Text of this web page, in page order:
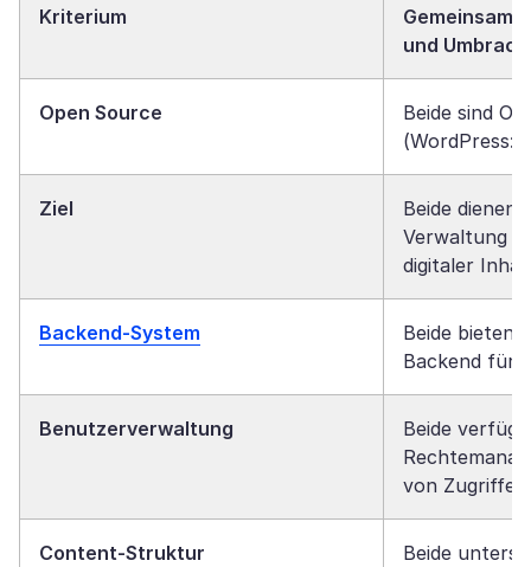
Kriterium
und Umbraco
Open Source
Beide sind
(WordPress:
Ziel
Beide dienen
Verwaltung
digitaler
Backend-System
Beide bieten
Backend für
Benutzerverwaltung
Beide
von Zugriffen
Content-Struktur
Beide